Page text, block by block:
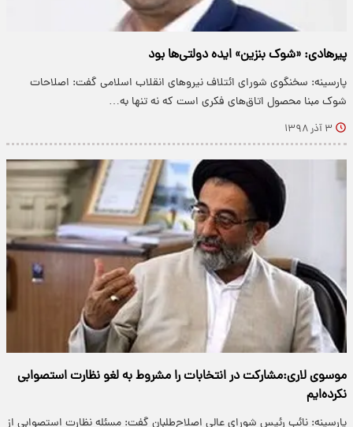
پیرهادی: «شوک بنزین» ایده دولتی‌ها بود
پارسینه: سخنگوی شورای ائتلاف نیرو‌های انقلاب اسلامی گفت: اصلاحات
شوک مبنا محصول اتاق‌های فکری است که نه تنها به…
۳ آذر ۱۳۹۸
موسوی لاری:مشارکت در انتخابات را مشروط به لغو نظارت استصوابی
نکرده‌ایم
پارسینه: نائب رئیس شورای عالی اصلاح‌طلبان گفت: مسئله نظارت استصوابی از